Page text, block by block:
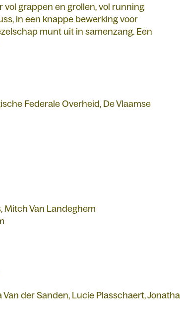
vol grappen en grollen, vol running
in een knappe bewerking voor
munt uit in samenzang. Een
Federale Overheid, De Vlaamse
Mitch Van Landeghem
Van der Sanden, Lucie Plasschaert,